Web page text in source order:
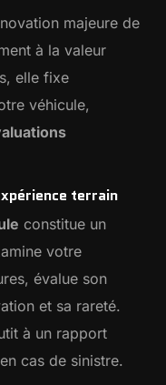
majeure de
à la valeur
elle fixe
véhicule,
terrain
constitue un
votre
évalue son
et sa rareté.
à un rapport
cas de sinistre.